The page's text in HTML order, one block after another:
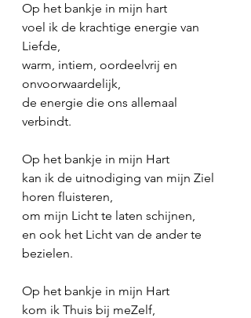
Op het bankje in mijn hart
voel ik de krachtige energie van
Liefde,
warm, intiem, oordeelvrij en
onvoorwaardelijk,
de energie die ons allemaal
verbindt.
Op het bankje in mijn Hart
kan ik de uitnodiging van mijn Ziel
horen fluisteren,
om mijn Licht te laten schijnen,
en ook het Licht van de ander te
bezielen.
Op het bankje in mijn Hart
kom ik Thuis bij meZelf,